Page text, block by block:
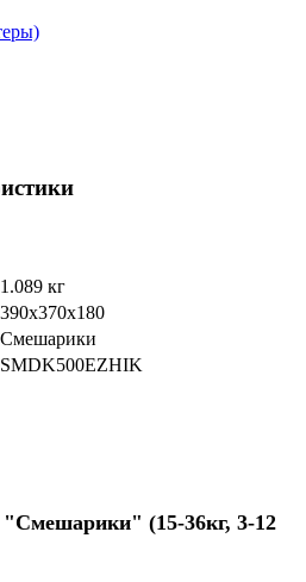
1.089 кг
390x370x180
Смешарики
SMDK500EZHIK
"Смешарики" (15-36кг, 3-12